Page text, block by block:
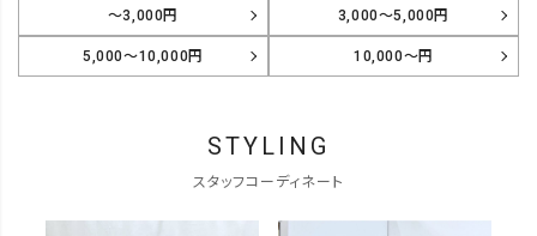
～3,000円 3,000～5,000円
5,000～10,000円 10,000～円
STYLING
スタッフコーディネート